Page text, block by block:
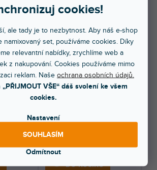
cookies!
ale tady je to nezbytnost. Aby náš e-shop
namixovaný set, používáme cookies. Díky
relevantní nabídky, zrychlíme web a
z nakupování. Cookies používáme mimo
reklam. Naše ochrana osobních údajů.
VŠE“ dáš svolení ke všem
cookies.
Nastavení
Odmítnout
SOUHLASÍM
gramofon
a
Memphis Gramofon s
Bluetooth, DAB a FM, CD,
kazetový a MP3 přehrávač,
hnědý
Do 3 dnů
DO KOŠÍKU
gramofon s přehrávačem CD a
kazet, rádiem...